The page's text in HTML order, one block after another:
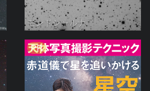
モンドシャルナ
PR